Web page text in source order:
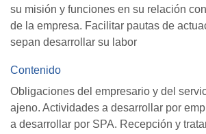
su misión y funciones en su relación
de la empresa. Facilitar pautas de
sepan desarrollar su labor
Contenido
Obligaciones del empresario y del
ajeno. Actividades a desarrollar por
a desarrollar por SPA. Recepción y